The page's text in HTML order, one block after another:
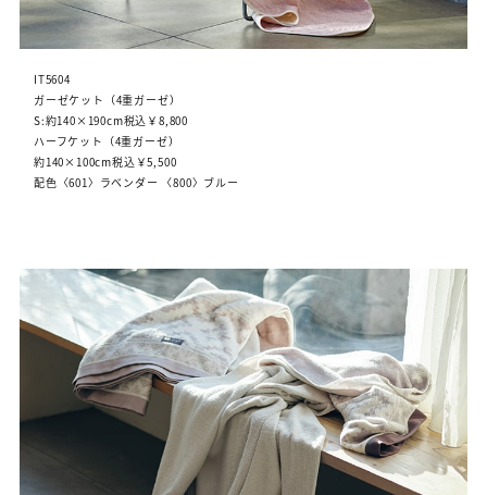
IT5604
ガーゼケット（4重ガーゼ）
S:約140×190cm税込￥8,800
ハーフケット（4重ガーゼ）
約140×100cm税込￥5,500
配色〈601〉ラベンダー 〈800〉ブルー